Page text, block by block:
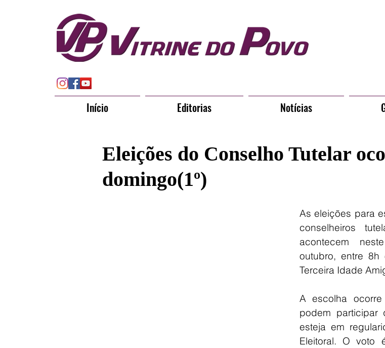
Eleições do Conselho Tutelar
domingo(1º)
As eleições para
conselheiros
acontecem
outubro, entre
Terceira Idade
A escolha
podem participar
esteja em
Eleitoral. O voto
Início Editorias Notícias